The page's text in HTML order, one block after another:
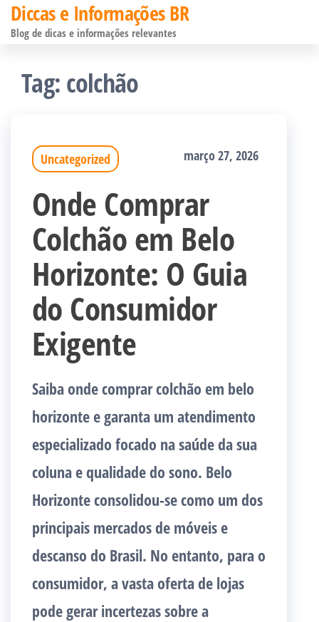
Pular
para
conteúdo
Diccas e Informações BR
Blog de dicas e informações relevantes
Tag: colchão
Uncategorized março 27, 2026
Onde Comprar
Colchão em Belo
Horizonte: O Guia
do Consumidor
Exigente
Saiba onde comprar colchão em belo
horizonte e garanta um atendimento
especializado focado na saúde da sua
coluna e qualidade do sono. Belo
Horizonte consolidou-se como um dos
principais mercados de móveis e
descanso do Brasil. No entanto, para o
consumidor, a vasta oferta de lojas
pode gerar incertezas sobre a